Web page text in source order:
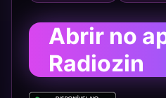
Abrir no
Radiozin